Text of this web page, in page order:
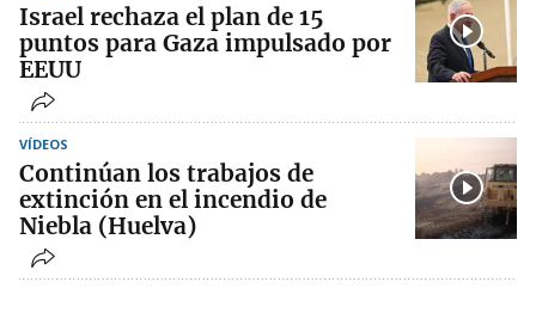
Israel rechaza el plan de 15
puntos para Gaza impulsado por
EEUU
VÍDEOS
Continúan los trabajos de
extinción en el incendio de
Niebla (Huelva)